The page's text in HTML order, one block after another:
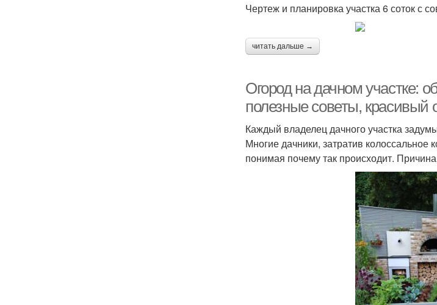
Чертеж и планировка участка 6 соток с
читать дальше →
Огород на дачном участке:
полезные советы, красивый
Каждый владелец дачного участка
Многие дачники, затратив
понимая почему так происходит.